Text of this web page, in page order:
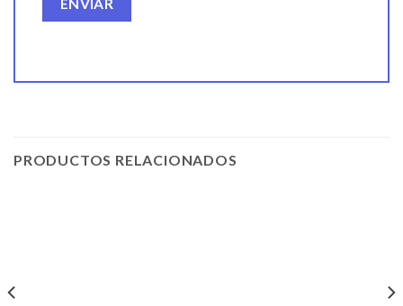
PRODUCTOS RELACIONADOS